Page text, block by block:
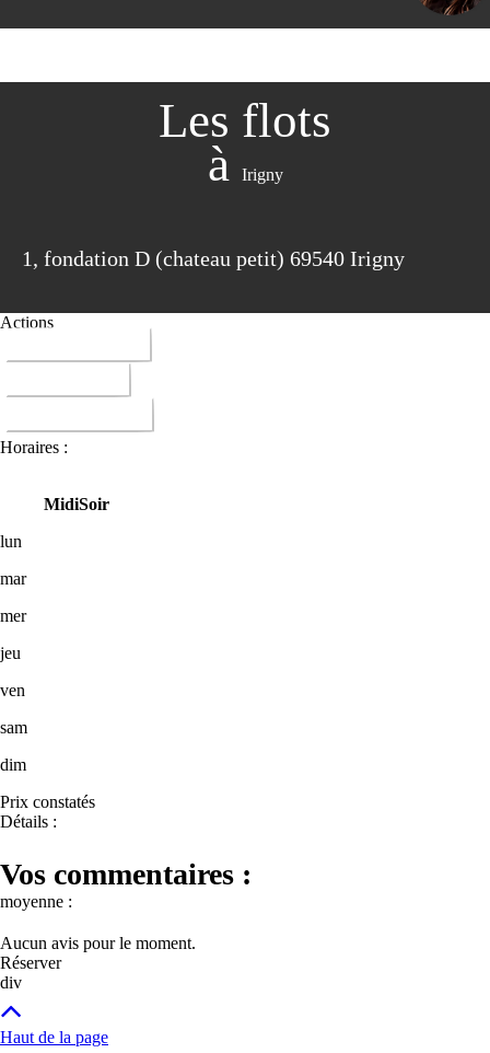
Les flots
à
Irigny
1, fondation D (chateau petit) 69540 Irigny
Actions
Horaires :
MidiSoir
lun
mar
mer
jeu
ven
sam
dim
Prix constatés
Détails :
Vos commentaires :
moyenne :
Aucun avis pour le moment.
Réserver
div
Haut de la page